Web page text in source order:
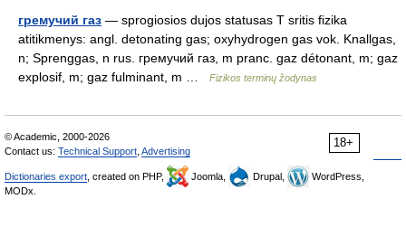
гремучий газ — sprogiosios dujos statusas T sritis fizika
atitikmenys: angl. detonating gas; oxyhydrogen gas vok. Knallgas,
n; Sprenggas, n rus. гремучий газ, m pranc. gaz détonant, m; gaz
explosif, m; gaz fulminant, m …
Fizikos terminų žodynas
18+
© Academic, 2000-2026
Contact us: Technical Support Advertising
Dictionaries export , created on PHP, Joomla, Drupal,
WordPress,
MODx.